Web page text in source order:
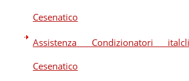
Cesenatico
Assistenza Condizionatori
Cesenatico